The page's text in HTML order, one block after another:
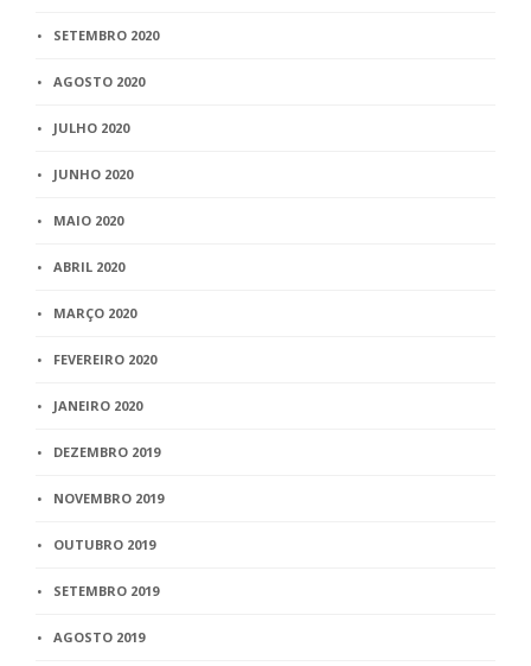
SETEMBRO 2020
AGOSTO 2020
JULHO 2020
JUNHO 2020
MAIO 2020
ABRIL 2020
MARÇO 2020
FEVEREIRO 2020
JANEIRO 2020
DEZEMBRO 2019
NOVEMBRO 2019
OUTUBRO 2019
SETEMBRO 2019
AGOSTO 2019